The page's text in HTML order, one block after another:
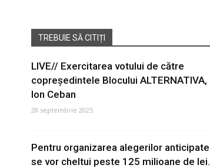
TREBUIE SĂ CITIȚI
LIVE// Exercitarea votului de către
copreședintele Blocului ALTERNATIVA,
Ion Ceban
28 septembrie 2025
Pentru organizarea alegerilor anticipate
se vor cheltui peste 125 milioane de lei.